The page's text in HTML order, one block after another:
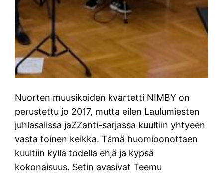
Nuorten muusikoiden kvartetti NIMBY on
perustettu jo 2017, mutta eilen Laulumiesten
juhlasalissa jaZZanti-sarjassa kuultiin yhtyeen
vasta toinen keikka. Tämä huomioonottaen
kuultiin kyllä todella ehjä ja kypsä
kokonaisuus. Setin avasivat Teemu